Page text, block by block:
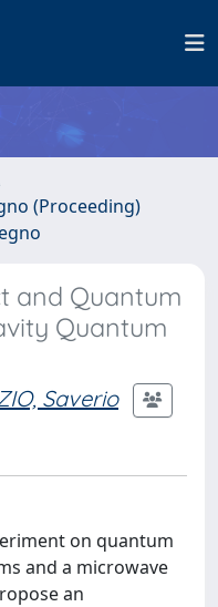
(Proceeding)
and Quantum
Quantum
Saverio
on quantum
and a microwave
an